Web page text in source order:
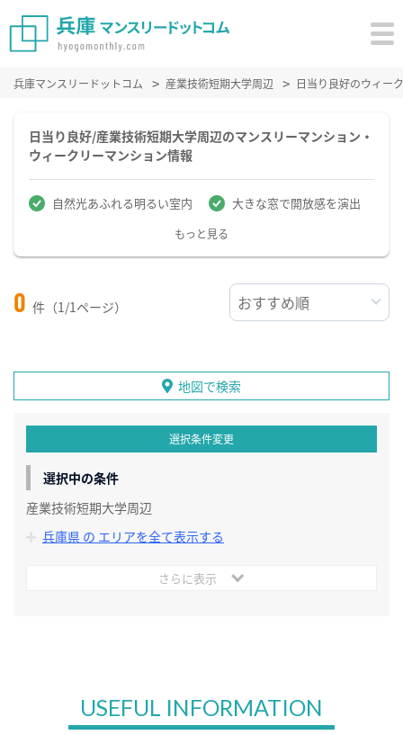
兵庫マンスリードットコム 産業技術短期大学周辺 日当り良好のウィー
日当り良好/産業技術短期大学周辺のマンスリーマンション・
ウィークリーマンション情報
自然光あふれる明るい室内 大きな窓で開放感を演出
もっと見る
0 件（1/1ページ）
地図で検索
選択条件変更
選択中の条件
産業技術短期大学周辺
兵庫県 の エリアを全て表示する
さらに表示
USEFUL INFORMATION